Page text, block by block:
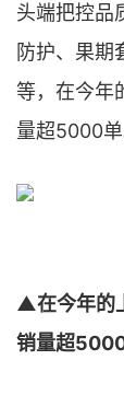
头端把控品
防护、果期
等，在今年
量超5000单
▲在今年的
销量超5000